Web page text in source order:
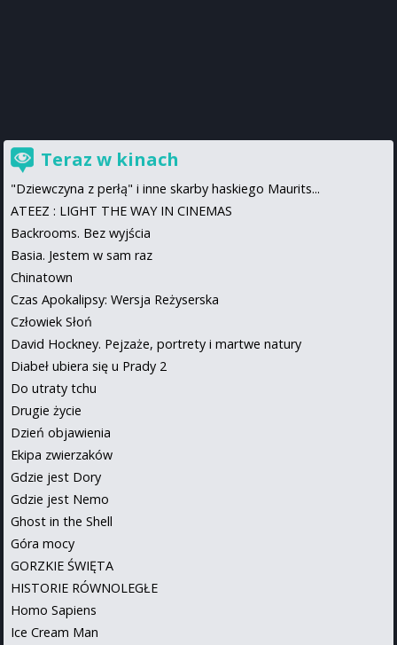
Teraz w kinach
"Dziewczyna z perłą" i inne skarby haskiego Maurits...
ATEEZ : LIGHT THE WAY IN CINEMAS
Backrooms. Bez wyjścia
Basia. Jestem w sam raz
Chinatown
Czas Apokalipsy: Wersja Reżyserska
Człowiek Słoń
David Hockney. Pejzaże, portrety i martwe natury
Diabeł ubiera się u Prady 2
Do utraty tchu
Drugie życie
Dzień objawienia
Ekipa zwierzaków
Gdzie jest Dory
Gdzie jest Nemo
Ghost in the Shell
Góra mocy
GORZKIE ŚWIĘTA
HISTORIE RÓWNOLEGŁE
Homo Sapiens
Ice Cream Man